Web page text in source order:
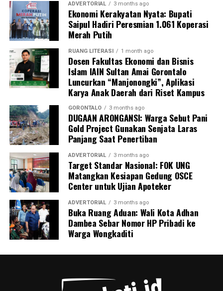
ADVERTORIAL 3 months ago
Ekonomi Kerakyatan Nyata: Bupati
Saipul Hadiri Peresmian 1.061 Koperasi
Merah Putih
RUANG LITERASI 1 month ago
Dosen Fakultas Ekonomi dan Bisnis
Islam IAIN Sultan Amai Gorontalo
Luncurkan “Manjonongki”, Aplikasi
Karya Anak Daerah dari Riset Kampus
GORONTALO 3 months ago
DUGAAN ARONGANSI: Warga Sebut Pani
Gold Project Gunakan Senjata Laras
Panjang Saat Penertiban
ADVERTORIAL 3 months ago
Target Standar Nasional: FOK UNG
Matangkan Kesiapan Gedung OSCE
Center untuk Ujian Apoteker
ADVERTORIAL 3 months ago
Buka Ruang Aduan: Wali Kota Adhan
Dambea Sebar Nomor HP Pribadi ke
Warga Wongkaditi